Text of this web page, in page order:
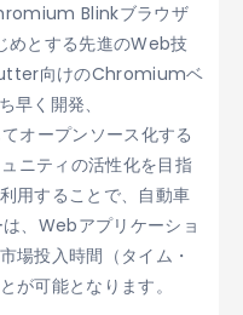
Blinkブラウザ
めとする先進のWeb技
向けのChromiumベ
く開発、
オープンソース化する
ニティの活性化を目指
用することで、自動車
、Webアプリケーショ
場投入時間（タイム・
が可能となります。